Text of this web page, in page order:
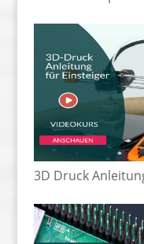
3D Druck